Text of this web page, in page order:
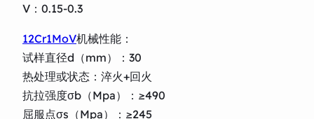
V：0.15-0.3
12Cr1MoV机械性能：
试样直径d（mm）：30
热处理或状态：淬火+回火
抗拉强度σb（Mpa）：≥490
屈服点σs（Mpa）：≥245